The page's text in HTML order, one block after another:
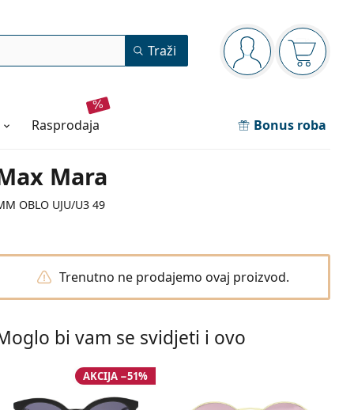
Navigacijska ploča
ste prijavljeni
Traži
rasprodaja Bonus roba
Mara
OBLO UJU/U3 49
Trenutno ne prodajemo ovaj proizvod.
bi vam se svidjeti i ovo
AKCIJA −51%